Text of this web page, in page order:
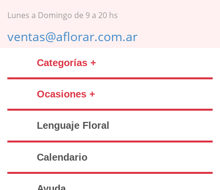
Lunes a Domingo de 9 a 20 hs
ventas@aflorar.com.ar
Categorías +
Ocasiones +
Lenguaje Floral
Calendario